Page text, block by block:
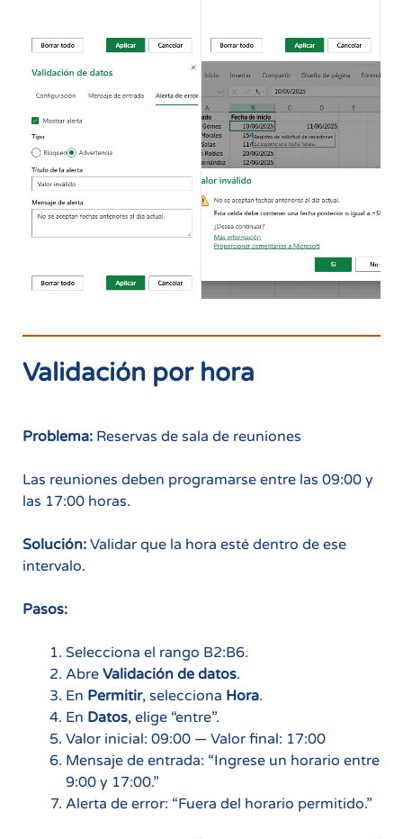
Validación por hora
Problema: Reservas de sala de reuniones
Las reuniones deben programarse entre las 09:00 y
las 17:00 horas.
Solución: Validar que la hora esté dentro de ese
intervalo.
Pasos:
Selecciona el rango B2:B6.
Abre Validación de datos.
En Permitir, selecciona Hora.
En Datos, elige “entre”.
Valor inicial: 09:00 — Valor final: 17:00
Mensaje de entrada: “Ingrese un horario entre
9:00 y 17:00.”
Alerta de error: “Fuera del horario permitido.”